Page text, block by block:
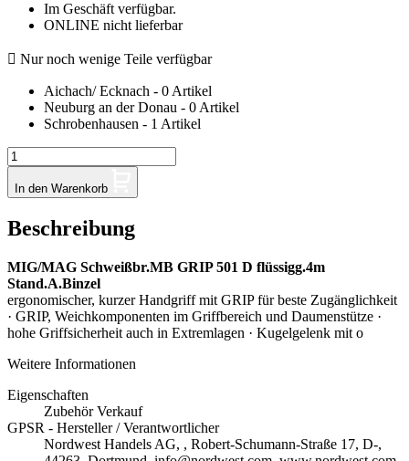
Im Geschäft verfügbar.
ONLINE nicht lieferbar
 Nur noch wenige Teile verfügbar
Aichach/ Ecknach - 0 Artikel
Neuburg an der Donau - 0 Artikel
Schrobenhausen - 1 Artikel
In den Warenkorb
Beschreibung
MIG/MAG Schweißbr.MB GRIP 501 D flüssigg.4m
Stand.A.Binzel
ergonomischer, kurzer Handgriff mit GRIP für beste Zugänglichkeit
· GRIP, Weichkomponenten im Griffbereich und Daumenstütze ·
hohe Griffsicherheit auch in Extremlagen · Kugelgelenk mit o
Weitere Informationen
Eigenschaften
Zubehör Verkauf
GPSR - Hersteller / Verantwortlicher
Nordwest Handels AG, , Robert-Schumann-Straße 17, D-,